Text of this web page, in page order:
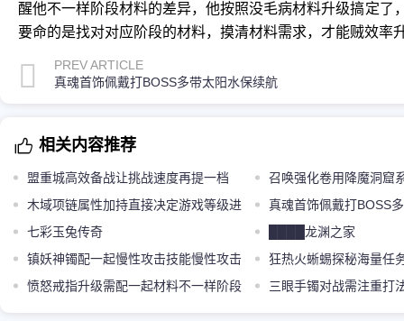
醒他不一样阶段材料的差异，他按照没毛病材料升级搞定
要命的是找对对应阶段的材料，摸清材料需求，才能贼效率
PREV ARTICLE
真魂首饰佩戴打BOSS多带太阳水保续航
相关内容推荐
盟重城高效备战让挑战速度再提一档
召唤强化卷用降魔洞窟
得很
木域项链属性加持直接决定游戏等级进
度
真魂首饰佩戴打BOSS
航
七彩玉兔传奇
████龙渊之家
镇妖神镯配一起慢性攻击技能慢性攻击
的伤害增益首饰
狂热火蜥蜴探秘海量任
愤怒戒指升级需配一起材料不一样阶段
的专属升级材料需求
三眼手镯对战需注重打